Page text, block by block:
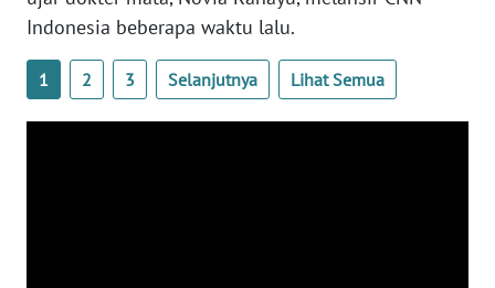
Indonesia beberapa waktu lalu.
1 2 3 Selanjutnya Lihat Semua
PAPUA
PAPUA